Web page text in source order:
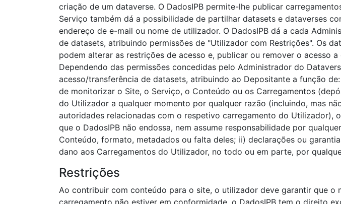
criação de um dataverse. O DadosIPB permite-lhe publicar
Serviço também dá a possibilidade de partilhar datasets e dataverses
endereço de e-mail ou nome de utilizador. O DadosIPB dá a cada
de datasets, atribuindo permissões de "Utilizador com Restrições". Os
podem alterar as restrições de acesso e, publicar ou remover o acesso
Dependendo das permissões concedidas pelo Administrador do
acesso/transferência de datasets, atribuindo ao Depositante a função
de monitorizar o Site, o Serviço, o Conteúdo ou os Carregamentos
do Utilizador a qualquer momento por qualquer razão (incluindo, mas
autoridades relacionadas com o respetivo carregamento do Utilizador),
que o DadosIPB não endossa, nem assume responsabilidade por
Conteúdo, formato, metadados ou falta deles; ii) declarações ou
dano aos Carregamentos do Utilizador, no todo ou em parte, por
Restrições
Ao contribuir com conteúdo para o site, o utilizador deve garantir que o
carregamento não estiver em conformidade, o DadosIPB tem o direito